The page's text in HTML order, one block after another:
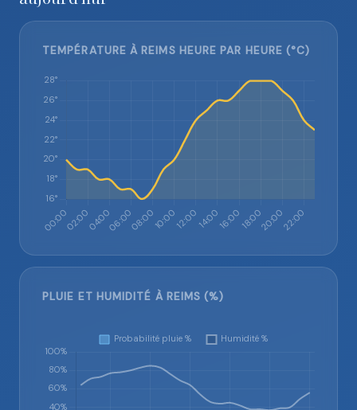
TEMPÉRATURE À REIMS HEURE PAR HEURE (°C)
PLUIE ET HUMIDITÉ À REIMS (%)